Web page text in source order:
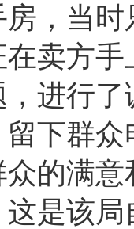
房，当
在卖方手
，进行
留下群
众的满意
该局自